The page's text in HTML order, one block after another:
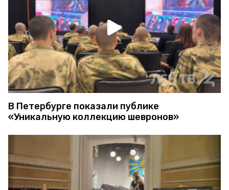
В Петербурге показали публике
«Уникальную коллекцию шевронов»